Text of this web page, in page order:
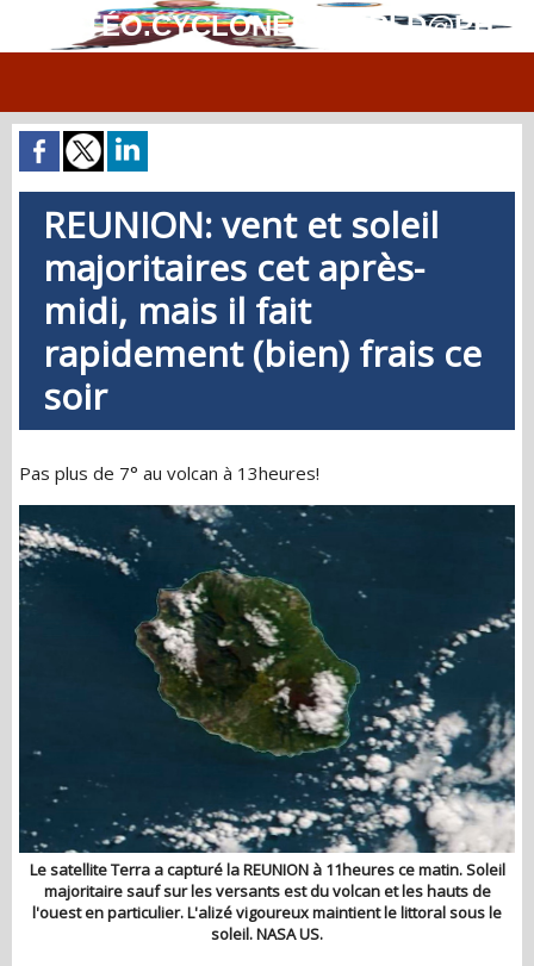
MÉTÉO.CYCLONES.WORLD@PH
REUNION: vent et soleil
majoritaires cet après-
midi, mais il fait
rapidement (bien) frais ce
soir
Pas plus de 7° au volcan à 13heures!
Le satellite Terra a capturé la REUNION à 11heures ce matin. Soleil
majoritaire sauf sur les versants est du volcan et les hauts de
l'ouest en particulier. L'alizé vigoureux maintient le littoral sous le
soleil. NASA US.